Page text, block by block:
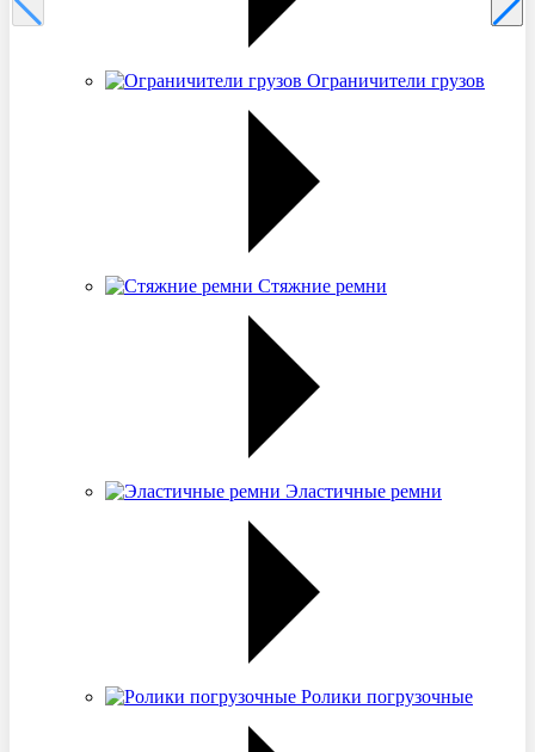
Ограничители грузов
Стяжние ремни
Эластичные ремни
Ролики погрузочные